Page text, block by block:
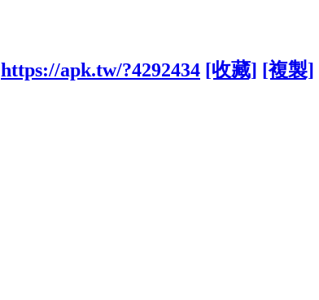
https://apk.tw/?4292434 [收藏] [複製]